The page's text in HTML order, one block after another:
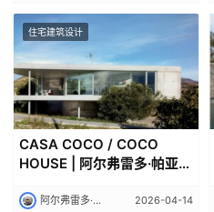
住宅建筑设计
CASA COCO / COCO
HOUSE | 阿尔弗雷多·帕亚｜
阿尔弗雷多·帕亚｜Alfredo Payá 2026-04-14